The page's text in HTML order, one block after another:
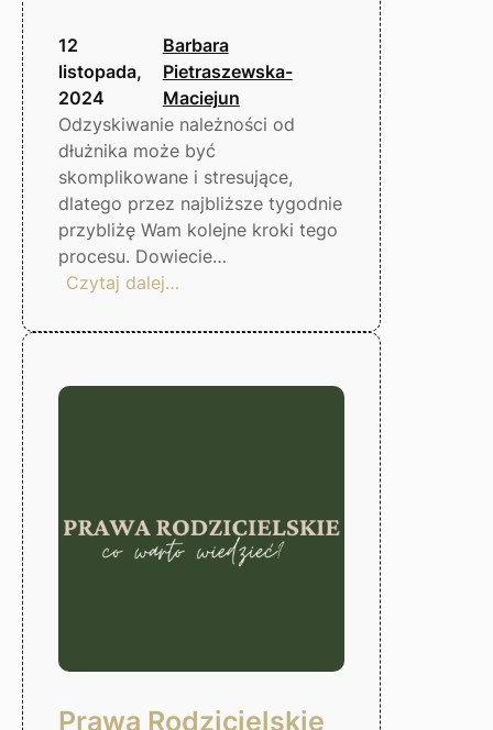
12
listopada,
2024
Barbara
Pietraszewska-
Maciejun
Odzyskiwanie należności od
dłużnika może być
skomplikowane i stresujące,
dlatego przez najbliższe tygodnie
przybliżę Wam kolejne kroki tego
procesu. Dowiecie…
Czytaj dalej…
odzyskać
nad
Prawa Rodzicielskie